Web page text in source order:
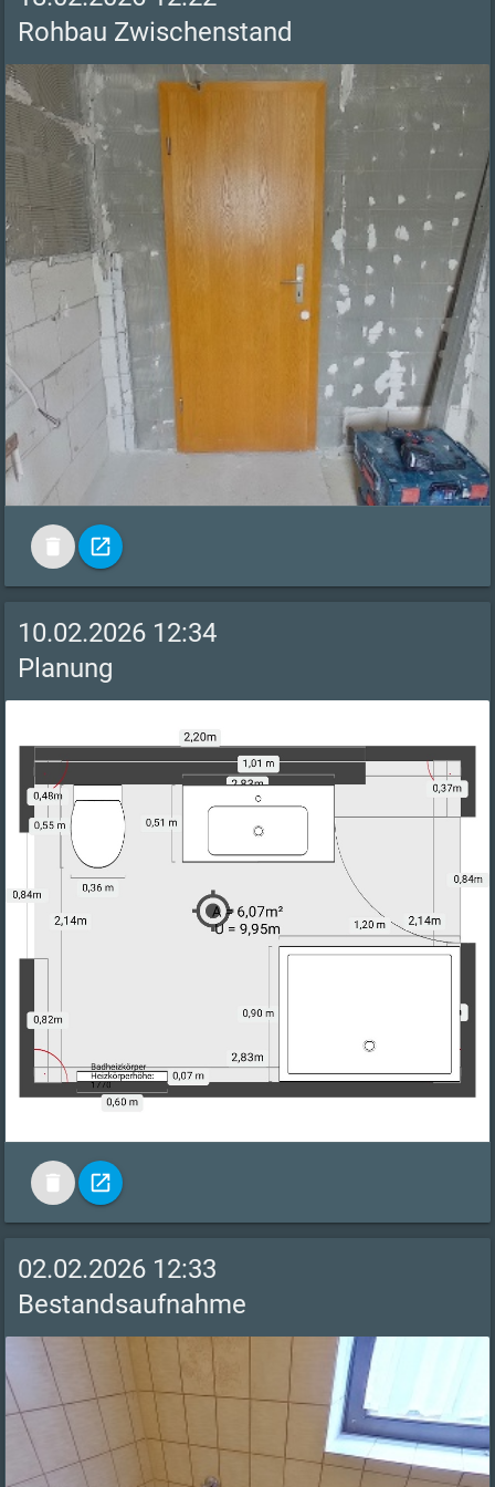
Rohbau Zwischenstand
delete open_in_new
10.02.2026 12:34
Planung
delete open_in_new
02.02.2026 12:33
Bestandsaufnahme